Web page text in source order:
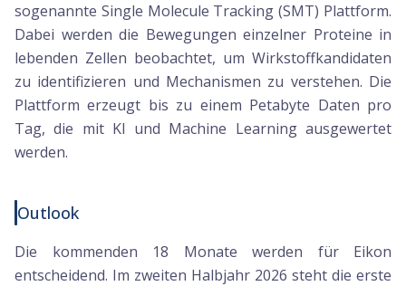
sogenannte Single Molecule Tracking (SMT) Plattform.
Dabei werden die Bewegungen einzelner Proteine in
lebenden Zellen beobachtet, um Wirkstoffkandidaten
zu identifizieren und Mechanismen zu verstehen. Die
Plattform erzeugt bis zu einem Petabyte Daten pro
Tag, die mit KI und Machine Learning ausgewertet
werden.
Outlook
Die kommenden 18 Monate werden für Eikon
entscheidend. Im zweiten Halbjahr 2026 steht die erste